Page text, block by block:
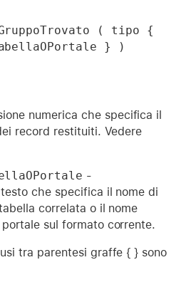
( tipo {
} )
numerica che specifica il
record restituiti. Vedere
-
che specifica il nome di
correlata o il nome
sul formato corrente.
tra parentesi graffe { } sono